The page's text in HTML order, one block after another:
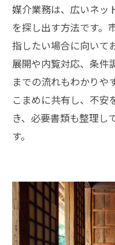
媒介業務は、広いネッ
を探し出す方法です。
指したい場合に向いて
展開や内覧対応、条件
までの流れもわかりや
こまめに共有し、不安
き、必要書類も整理し
す。